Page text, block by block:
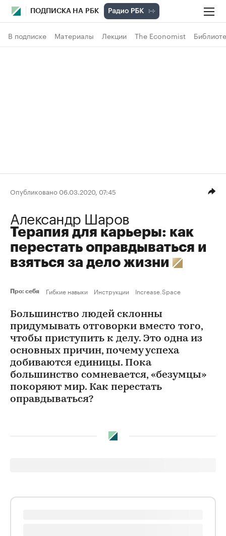
ПОДПИСКА НА РБК
В подписке Материалы Лекции The Economist
Опубликовано 06.03.2020, 07:45
Александр Шаров
Терапия для карьеры: как
перестать оправдываться и
взяться за дело жизни
Про: себя Гибкие навыки Инструкции Increase.Space
Большинство людей склонны
придумывать отговорки вместо того,
чтобы приступить к делу. Это одна из
основных причин, почему успеха
добиваются единицы. Пока
большинство сомневается, «безумцы»
покоряют мир. Как перестать
оправдываться?